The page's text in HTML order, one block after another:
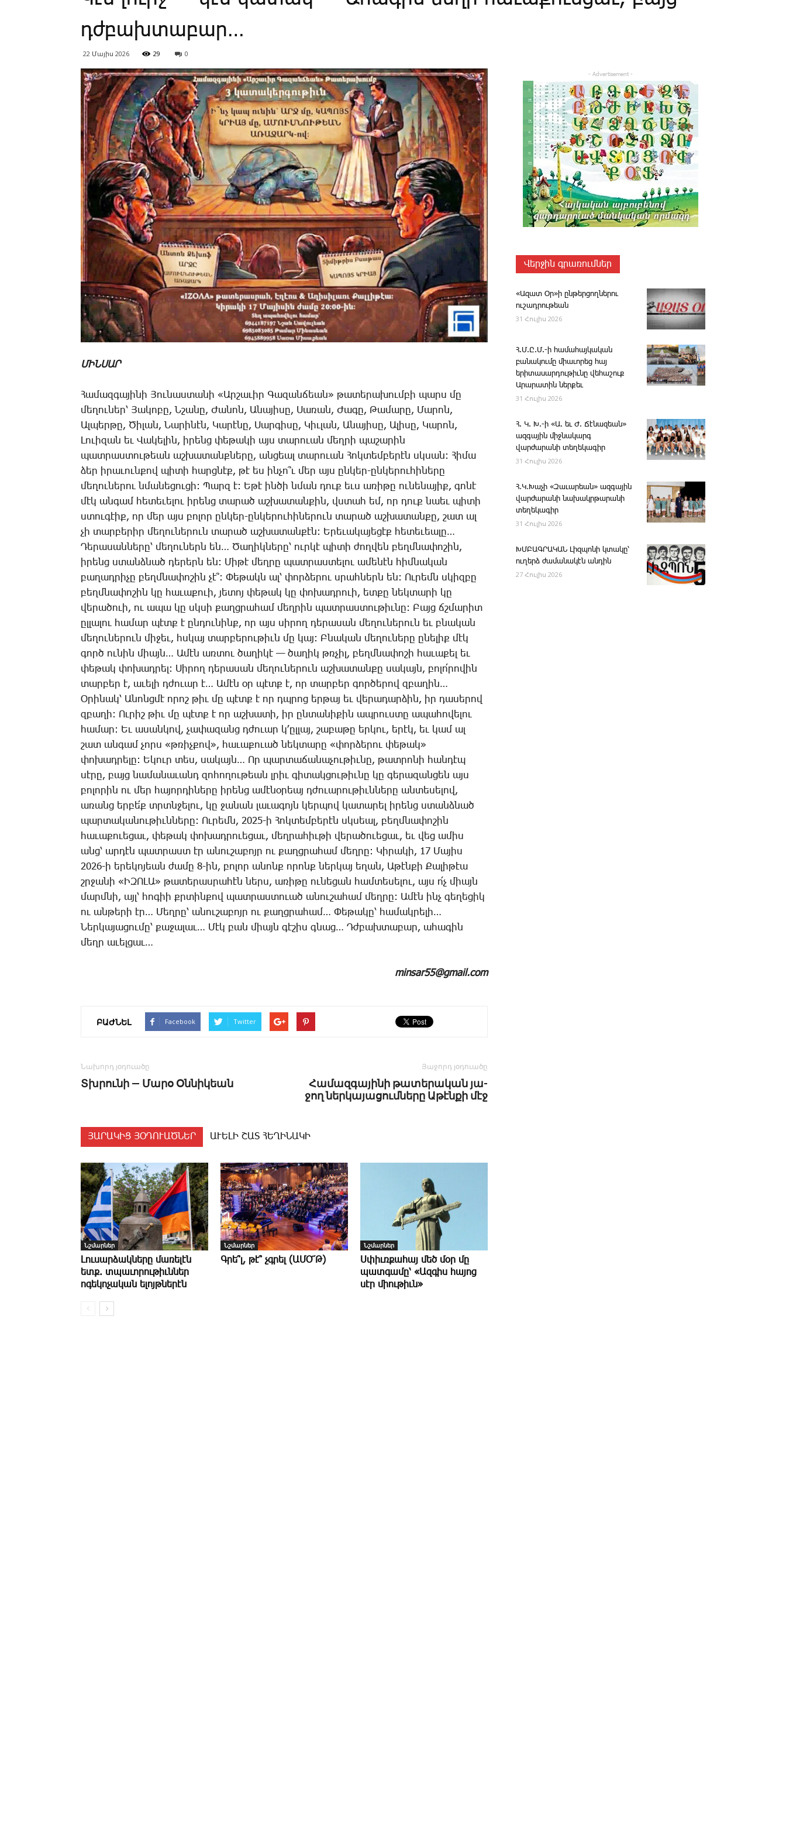
դժբախ­տա­բար…
22 Մայիս 2026 29 0
ՄԻՆՍԱՐ
­Հա­մազ­գա­յի­նի ­Յու­նաս­տա­նի «Ար­շա­ւիր ­Գա­զան­ճեան» թա­տե­րա­խում­բի պարս մը
մե­ղու­ներ՝ ­Յա­կո­բը, Ն­շա­նը, ­Ժա­նոն, Ա­նա­յի­սը, ­Սա­ռան, ­Ժա­գը, ­Թա­մա­րը, ­Մա­րոն,
Ալ­պեր­թը, ­Ծի­լան, ­Նա­րի­նէն, ­Կա­րէ­նը, ­Սար­գի­սը, ­Կիւ­լան, Ա­նա­յի­սը, Ա­լի­սը, ­Կա­րոն,
­Լո­ւի­զան եւ ­Վա­կե­լին, ի­րենց փե­թա­կի այս տա­րո­ւան մեղ­րի պա­շա­րին
պատ­րաս­տու­թեան աշ­խա­տանք­նե­րը, ան­ցեալ տա­րո­ւան ­Հոկ­տեմ­բե­րէն սկսան: ­Հի­մա
ձեր ի­րա­ւուն­քով պի­տի հարց­նէք, թէ ես ին­չո՞ւ մեր այս ըն­կեր-ըն­կե­րու­հի­նե­րը
մե­ղու­նե­րու նմա­նե­ցու­ցի: ­Պարզ է: Ե­թէ ին­ծի նման դուք եւս ա­ռի­թը ու­նե­նա­յիք, գո­նէ
մէկ ան­գամ հե­տե­ւե­լու ի­րենց տա­րած աշ­խա­տան­քին, վստահ եմ, որ դուք նաեւ պի­տի
ստու­գէիք, որ մեր այս բո­լոր ըն­կեր-ըն­կե­րու­հի­նե­րուն տա­րած աշ­խա­տան­քը, շատ ալ
չի տար­բե­րիր մե­ղու­նե­րուն տա­րած աշ­խա­տան­քէն: Ե­րե­ւա­կա­յե­ցէք հե­տե­ւեա­լը…
­Դե­րա­սան­նե­րը՝ մե­ղու­ներն են… ­Ծա­ղիկ­նե­րը՝ ուր­կէ պի­տի ժող­վեն բեղմ­նա­փո­շին,
ի­րենց ստանձ­նած դե­րերն են: ­Մի­թէ մեղ­րը պատ­րաս­տե­լու ա­մե­նէն հիմ­նա­կան
բա­ղադ­րի­չը բեղմ­նա­փո­շին չէ՞: ­Փե­թակն ալ՝ փոր­ձե­րու սրահ­ներն են: Ու­րեմն սկիզ­բը
բեղմ­նա­փո­շին կը հա­ւա­քո­ւի, յե­տոյ փե­թակ կը փո­խադ­րո­ւի, ետ­քը նեկ­տա­րի կը
վե­րա­ծո­ւի, ու ա­պա կը սկսի քաղց­րա­համ մեղ­րին պատ­րաս­տու­թիւ­նը: ­Բայց ճշմա­րիտ
ըլ­լա­լու հա­մար պէտք է ըն­դու­նինք, որ այս սի­րող դե­րա­սան մե­ղու­նե­րուն եւ բնա­կան
մե­ղու­նե­րուն մի­ջեւ, հսկայ տար­բե­րու­թիւն մը կայ: Բ­նա­կան մե­ղու­նե­րը ը­նե­լիք մէկ
գործ ու­նին միայն… Ա­մէն առ­տու ծա­ղի­կէ — ծա­ղիկ թռչիլ, բեղմ­նա­փո­շի հա­ւա­քել եւ
փե­թակ փո­խադ­րել: ­Սի­րող դե­րա­սան մե­ղու­նե­րուն աշ­խա­տան­քը սա­կայն, բո­լո՛­րո­վին
տար­բեր է, ա­ւե­լի դժո­ւար է… Ա­մէն օր պէտք է, որ տար­բեր գոր­ծե­րով զբա­ղին…
Օ­րի­նակ՝ Ա­նոնց­մէ ո­րոշ թիւ մը պէտք է որ դպրոց եր­թայ եւ վե­րա­դար­ձին, իր դա­սե­րով
զբա­ղի: Ու­րիշ թիւ մը պէտք է որ աշ­խա­տի, իր ըն­տա­նի­քին ապ­րուս­տը ա­պա­հո­վե­լու
հա­մար: Եւ ա­սան­կով, չա­փա­զանց դժո­ւար կ­՚ըլ­լայ, շա­բա­թը եր­կու, ե­րէկ, եւ կամ ալ
շատ ան­գամ չորս «թռիչ­քով», հա­ւա­քո­ւած նեկ­տա­րը «փոր­ձե­րու փե­թակ»
փո­խադ­րե­լը: Ե­կուր տես, սա­կայն… Որ պար­տա­ճա­նա­չու­թիւ­նը, թատ­րո­նի հան­դէպ
սէ­րը, բայց նա­մա­նա­ւանդ զո­հո­ղու­թեան լրիւ գի­տակ­ցու­թիւ­նը կը գե­րա­զան­ցեն այս
բո­լո­րին ու մեր հա­յոր­դի­նե­րը ի­րենց ա­մէ­նօ­րեայ դժո­ւա­րու­թիւն­նե­րը ան­տե­սե­լով,
ա­ռանց եր­բե՛ք տրտնջե­լու, կը ջա­նան լա­ւա­գոյն կեր­պով կա­տա­րել ի­րենց ստանձ­նած
պար­տա­կա­նու­թիւն­նե­րը: Ու­րեմն, 2025-ի ­Հոկ­տեմ­բե­րէն սկսեալ, բեղմ­նա­փո­շին
հա­ւա­քո­ւե­ցաւ, փե­թակ փո­խադ­րո­ւե­ցաւ, մեղ­րա­հիւ­թի վե­րա­ծո­ւե­ցաւ, եւ վեց ա­միս
անց՝ ար­դէն պատ­րաստ էր ա­նու­շա­բոյր ու քաղց­րա­համ մեղ­րը: ­Կի­րա­կի, 17 ­Մա­յիս
2026-ի ե­րե­կո­յեան ժա­մը 8-ին, բո­լոր ա­նոնք ո­րոնք ներ­կայ ե­ղան, Ա­թէն­քի ­Քա­լի­թէա
շրջա­նի «ԻԶՈԼԱ» թա­տե­րաս­րա­հէն ներս, ա­ռի­թը ու­նե­ցան համ­տե­սե­լու, այս ո՛չ միայն
մարմ­նի, այլ՝ հո­գիի քրտին­քով պատ­րաս­տո­ւած ա­նու­շա­համ մեղ­րը: Ա­մէն ինչ գե­ղե­ցիկ
ու ան­թե­րի էր… ­Մեղ­րը՝ ա­նու­շա­բոյր ու քաղց­րա­համ… ­Փե­թա­կը՝ հա­մակ­րե­լի…
­Ներ­կա­յա­ցու­մը՝ քա­ջա­լաւ… ­Մէկ բան միայն գէ­շիս գնաց… Դժ­բախ­տա­բար, ա­հա­գին
մեղր ա­ւել­ցաւ…
minsar55@gmail.com
ԲԱԺՆԵԼ Facebook Twitter
Նախորդ յօդուածը
Տխրունի — Մարօ Օննիկեան
Յաջորդ յօդուածը
­­Հա­մազ­գա­յի­նի թա­տե­րա­կան յա­
ջող ներ­կա­յա­ցում­նե­րը Ա­թէն­քի մէջ
ՅԱՐԱԿԻՑ ՅՕԴՈՒԱԾՆԵՐ ԱՒԵԼԻ ՇԱՏ ՀԵՂԻՆԱԿԻ
Նշմարներ
­Լուսարձակները մառելէն
ետք. տպաւորութիւններ
ոգեկոչական ելոյթներէն
Նշմարներ
Գ­րե՞լ, թէ՞ չգրել (ԱՄՕ՜Թ)
Նշմարներ
Սփիւռքահայ մեծ մօր մը
պատգամը՝ «Ազգիս հայոց
սէր միութիւն»
- Advertisement -
Վերջին գրառումներ
«Ազատ Օր»ի ընթերցողներու
ուշադրութեան
31 Հուլիս 2026
Հ.Մ.Ը.Մ.-ի համահայկական
բանակումը միաւորեց հայ
երիտասարդութիւնը վեհաշուք
Արարատին ներքեւ
31 Հուլիս 2026
Հ. Կ. Խ.-ի «Ա. եւ Ժ. ­Ճէնազեան»
ազգային միջնակարգ
վարժարանի տեղեկագիր
31 Հուլիս 2026
Հ․Կ․Խաչի «Զաւարեան» ազգային
վարժարանի նախակրթարանի
տեղեկագիր
31 Հուլիս 2026
ԽՄԲԱԳՐԱԿԱՆ ­Լիզպոնի կտակը՝
ուղերձ ժամանակէն անդին
27 Հուլիս 2026